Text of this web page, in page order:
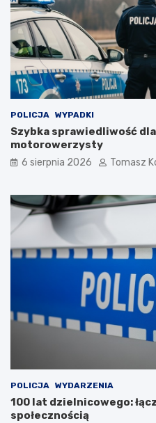
POLICJA WYPADKI
Szybka sprawiedliwość
motorowerzysty
6 sierpnia 2026 Tomasz
POLICJA WYDARZENIA
100 lat dzielnicowego:
społecznością